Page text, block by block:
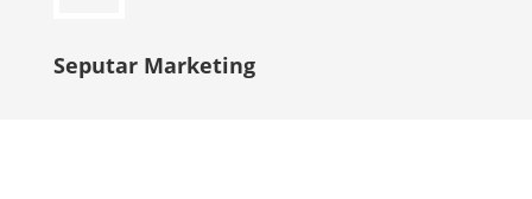
Seputar Marketing